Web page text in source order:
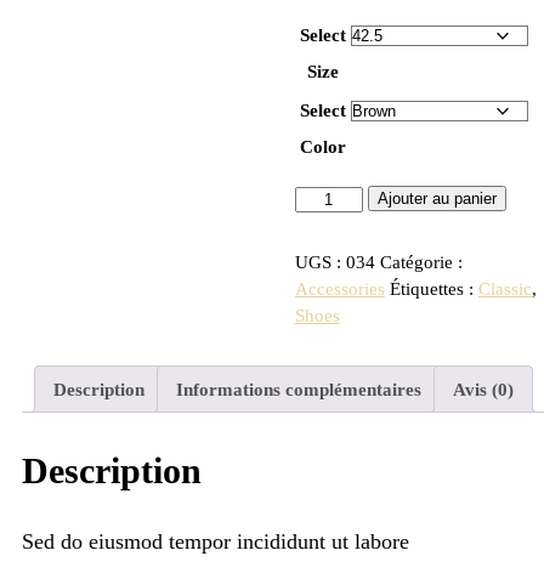
Select
Size
Select
Color
Ajouter au panier
UGS : 034 Catégorie :
Accessories Étiquettes : Classic,
Shoes
Description Informations complémentaires Avis (0)
Description
Sed do eiusmod tempor incididunt ut labore